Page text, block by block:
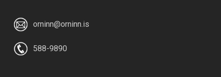
orninn@orninn.is
588-9890